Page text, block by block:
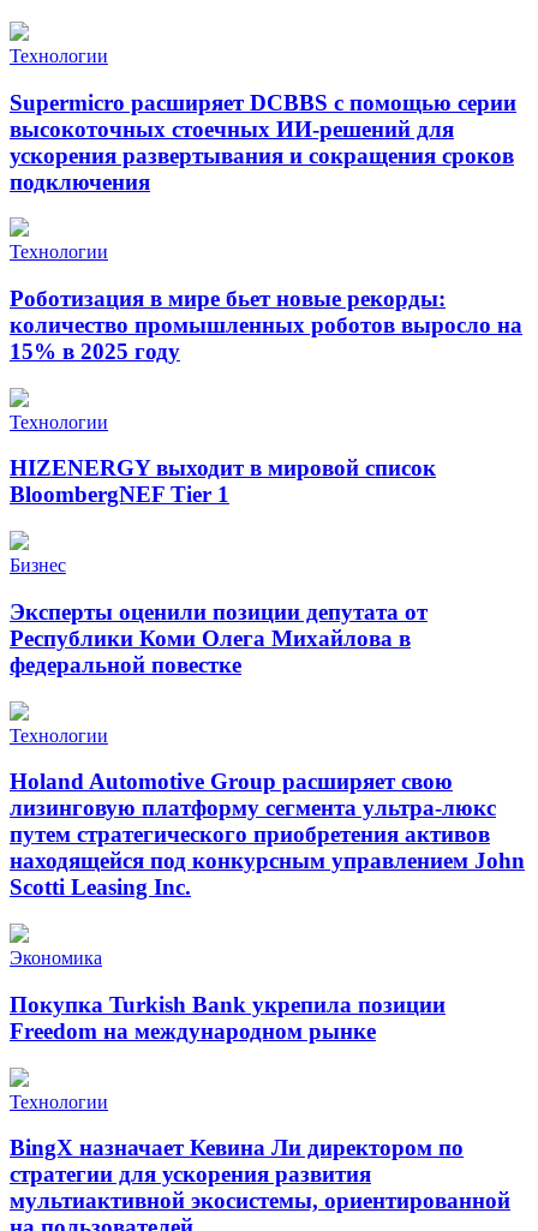
Технологии
Supermicro расширяет DCBBS с помощью серии
высокоточных стоечных ИИ-решений для
ускорения развертывания и сокращения сроков
подключения
Технологии
Роботизация в мире бьет новые рекорды:
количество промышленных роботов выросло на
15% в 2025 году
Технологии
HIZENERGY выходит в мировой список
BloombergNEF Tier 1
Бизнес
Эксперты оценили позиции депутата от
Республики Коми Олега Михайлова в
федеральной повестке
Технологии
Holand Automotive Group расширяет свою
лизинговую платформу сегмента ультра-люкс
путем стратегического приобретения активов
находящейся под конкурсным управлением John
Scotti Leasing Inc.
Экономика
Покупка Turkish Bank укрепила позиции
Freedom на международном рынке
Технологии
BingX назначает Кевина Ли директором по
стратегии для ускорения развития
мультиактивной экосистемы, ориентированной